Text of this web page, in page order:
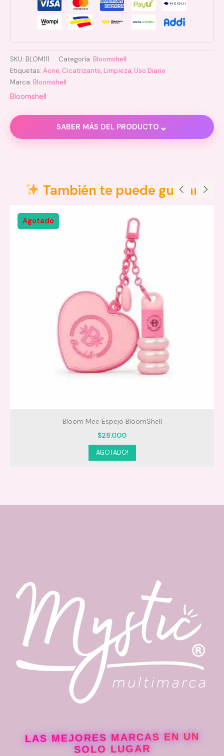
SKU: BLOM111 Categoría: Bloomshell
Etiquetas: Acne, Cicatrizante, Limpieza, Uso Diario
Marca: Bloomshell
Bloomshell
SABER MÁS DEL PRODUCTO ⌄
Limpia y seca la zona afectada.
Aplica el parche sobre el granito y deja actuar
durante 6 a 8 horas o toda la noche.
Retira con cuidado y disfruta de una piel más limpia y
Perfecto para:
También te puede gustar
Agotado
Bloom Mee Espejo BloomShell
$28.000
AGOTADO!
LAS MEJORES MARCAS EN UN
SOLO LUGAR